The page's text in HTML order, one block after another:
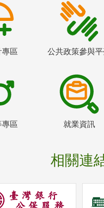
專區 公共政策參與平
專區 就業資訊
相關連